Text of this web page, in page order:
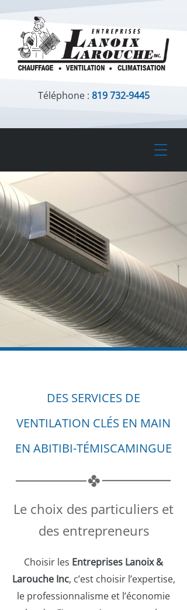
Téléphone : 819 732-9445
DES SERVICES DE
VENTILATION CLÉS EN MAIN
EN ABITIBI-TÉMISCAMINGUE
Le choix des particuliers et
des entrepreneurs
Choisir les Entreprises Lanoix &
Larouche Inc, c’est choisir l’expertise,
le professionnalisme et l’économie